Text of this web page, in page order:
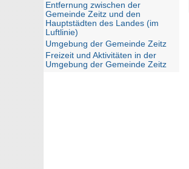
Entfernung zwischen der
Gemeinde Zeitz und den
Hauptstädten des Landes (im
Luftlinie)
Umgebung der Gemeinde Zeitz
Freizeit und Aktivitäten in der
Umgebung der Gemeinde Zeitz